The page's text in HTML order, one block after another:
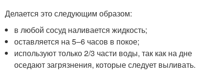
Делается это следующим образом:
в любой сосуд наливается жидкость;
оставляется на 5–6 часов в покое;
используют только 2/3 части воды, так как на дне
оседают загрязнения, которые следует выливать.